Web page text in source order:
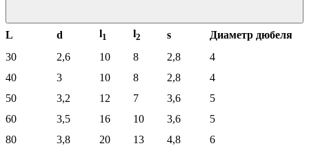
L d l1 l2 s
Диаметр дюбеля
30
2,6 10 8 2,8
4
40
3 10 8 2,8
4
50
3,2 12 7 3,6
5
60
3,5 16 10 3,6
5
80
3,8 20 13 4,8
6